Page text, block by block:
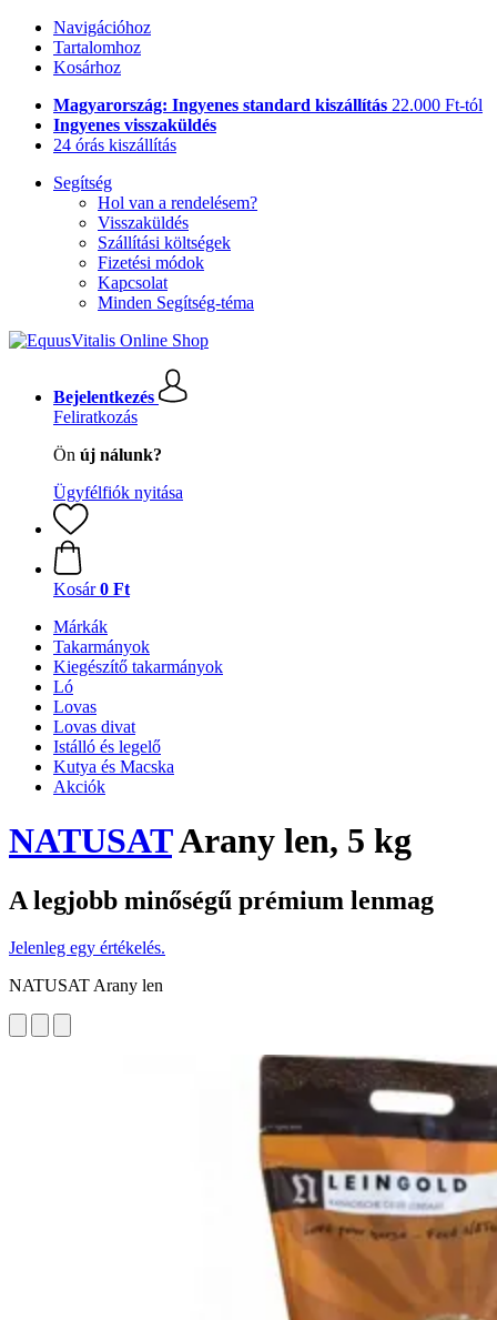
Navigációhoz
Tartalomhoz
Kosárhoz
Magyarország: Ingyenes standard kiszállítás 22.000 Ft-tól
Ingyenes visszaküldés
24 órás kiszállítás
Segítség
Hol van a rendelésem?
Visszaküldés
Szállítási költségek
Fizetési módok
Kapcsolat
Minden Segítség-téma
Bejelentkezés
Feliratkozás
Ön új nálunk?
Ügyfélfiók nyitása
Kosár 0 Ft
Márkák
Takarmányok
Kiegészítő takarmányok
Ló
Lovas
Lovas divat
Istálló és legelő
Kutya és Macska
Akciók
NATUSATArany len, 5 kg
A legjobb minőségű prémium lenmag
Jelenleg egy értékelés.
NATUSAT Arany len